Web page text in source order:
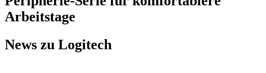
Arbeitstage
News zu Logitech